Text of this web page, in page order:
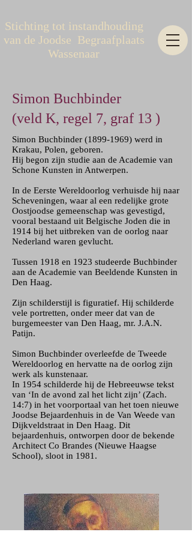
Stichting tot instandhouding
van de Joodse Begraafplaats
Wassenaar
Simon Buchbinder
(veld K, regel 7, graf 13 )
Simon Buchbinder (1899-1969) werd in
Krakau, Polen, geboren.
Hij begon zijn studie aan de Academie van
Schone Kunsten in Antwerpen.
In de Eerste Wereldoorlog verhuisde hij naar
Scheveningen, waar al een redelijke grote
Oostjoodse gemeenschap was gevestigd,
vooral bestaand uit Belgische Joden die in
1914 bij het uitbreken van de oorlog naar
Nederland waren gevlucht.
Tussen 1918 en 1923 studeerde Buchbinder
aan de Academie van Beeldende Kunsten in
Den Haag.
Zijn schilderstijl is figuratief. Hij schilderde
vele portretten, onder meer dat van de
burgemeester van Den Haag, mr. J.A.N.
Patijn.
Simon Buchbinder overleefde de Tweede
Wereldoorlog en hervatte na de oorlog zijn
werk als kunstenaar.
In 1954 schilderde hij de Hebreeuwse tekst
van ‘In de avond zal het licht zijn’ (Zach.
14:7) in het voorportaal van het toen nieuwe
Joodse Bejaardenhuis in de Van Weede van
Dijkveldstraat in Den Haag. Dit
bejaardenhuis, ontworpen door de bekende
Architect Co Brandes (Nieuwe Haagse
School), sloot in 1981.